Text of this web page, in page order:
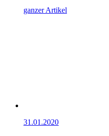
ganzer Artikel
31.01.2020